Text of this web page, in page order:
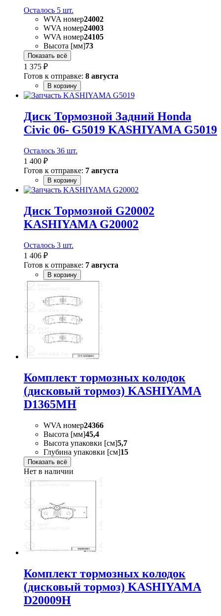
Осталось 5 шт.
WVA номер24002
WVA номер24003
WVA номер24105
Высота [мм]73
Показать всё
1 375 ₽
Готов к отправке: 8 августа
В корзину
Диск Тормозной Задний Honda
Civic 06- G5019 KASHIYAMA G5019
Осталось 36 шт.
1 400 ₽
Готов к отправке: 7 августа
В корзину
Диск Тормозной G20002
KASHIYAMA G20002
Осталось 3 шт.
1 406 ₽
Готов к отправке: 7 августа
В корзину
Комплект тормозных колодок
(дисковый тормоз) KASHIYAMA
D1365MH
WVA номер24366
Высота [мм]45,4
Высота упаковки [см]5,7
Глубина упаковки [см]15
Показать всё
Нет в наличии
Комплект тормозных колодок
(дисковый тормоз) KASHIYAMA
D20009H